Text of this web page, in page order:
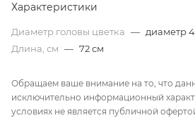
Характеристики
Диаметр головы цветка — диаметр
Длина, см — 72 см
Обращаем ваше внимание на то, что
исключительно информационный
условиях не является публичной